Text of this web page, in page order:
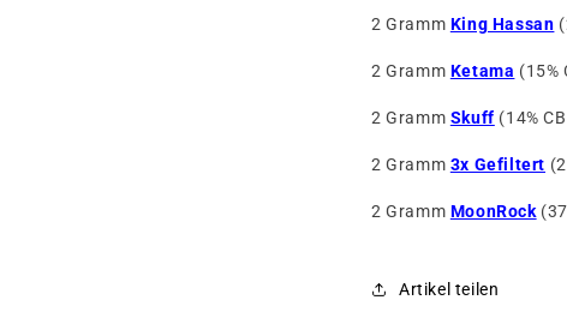
2 Gramm King Hassan
2 Gramm Ketama (15%
2 Gramm Skuff (14%
2 Gramm 3x Gefiltert
2 Gramm MoonRock
Artikel teilen